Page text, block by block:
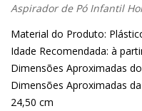
Aspirador de Pó Infantil
Material do Produto:
Idade Recomendada: à
Dimensões Aproximadas
Dimensões Aproximadas
24,50 cm